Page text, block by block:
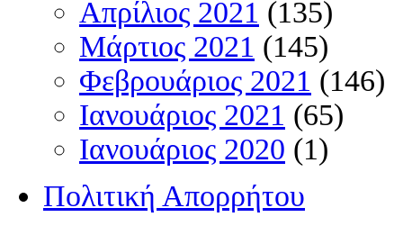
Απρίλιος 2021 (135)
Μάρτιος 2021 (145)
Φεβρουάριος 2021 (146)
Ιανουάριος 2021 (65)
Ιανουάριος 2020 (1)
Πολιτική Απορρήτου